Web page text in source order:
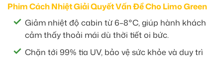
Phim Cách Nhiệt Giải Quyết Vấn Đề Cho Limo Green
Giảm nhiệt độ cabin từ 6–8°C, giúp hành khách
cảm thấy thoải mái dù thời tiết oi bức.
Chặn tới 99% tia UV, bảo vệ sức khỏe và duy trì